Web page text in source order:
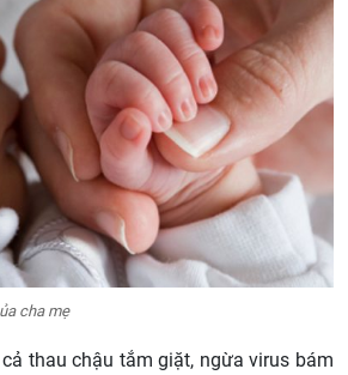
cha mẹ
thau chậu tắm giặt, ngừa virus bám